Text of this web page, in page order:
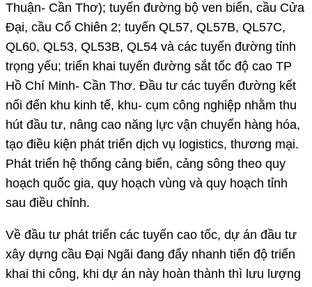
Thuận- Cần Thơ); tuyến đường bộ ven biển, cầu Cửa
Đại, cầu Cổ Chiên 2; tuyến QL57, QL57B, QL57C,
QL60, QL53, QL53B, QL54 và các tuyến đường tỉnh
trọng yếu; triển khai tuyến đường sắt tốc độ cao TP
Hồ Chí Minh- Cần Thơ. Đầu tư các tuyến đường kết
nối đến khu kinh tế, khu- cụm công nghiệp nhằm thu
hút đầu tư, nâng cao năng lực vận chuyển hàng hóa,
tạo điều kiện phát triển dịch vụ logistics, thương mại.
Phát triển hệ thống cảng biển, cảng sông theo quy
hoạch quốc gia, quy hoạch vùng và quy hoạch tỉnh
sau điều chỉnh.
Về đầu tư phát triển các tuyến cao tốc, dự án đầu tư
xây dựng cầu Đại Ngãi đang đẩy nhanh tiến độ triển
khai thi công, khi dự án này hoàn thành thì lưu lượng